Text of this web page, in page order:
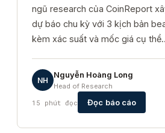
ngũ research của CoinReport
dự báo chu kỳ với 3 kịch bản
kèm xác suất và mốc giá cụ
NH
Nguyễn Hoàng Long
Head of Research
15 phút đọc Đọc báo cáo